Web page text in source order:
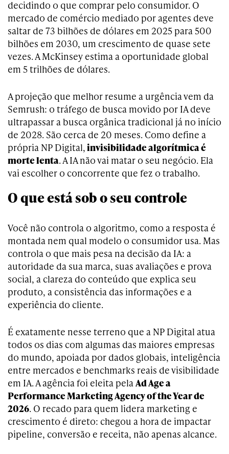
decidindo o que comprar pelo consumidor. O
mercado de comércio mediado por agentes deve
saltar de 73 bilhões de dólares em 2025 para 500
bilhões em 2030, um crescimento de quase sete
vezes. A McKinsey estima a oportunidade global
em 5 trilhões de dólares.
A projeção que melhor resume a urgência vem da
Semrush: o tráfego de busca movido por IA deve
ultrapassar a busca orgânica tradicional já no início
de 2028. São cerca de 20 meses. Como define a
própria NP Digital,invisibilidade algorítmica é
morte lenta. A IA não vai matar o seu negócio. Ela
vai escolher o concorrente que fez o trabalho.
O que está sob o seu controle
Você não controla o algoritmo, como a resposta é
montada nem qual modelo o consumidor usa. Mas
controla o que mais pesa na decisão da IA: a
autoridade da sua marca, suas avaliações e prova
social, a clareza do conteúdo que explica seu
produto, a consistência das informações e a
experiência do cliente.
É exatamente nesse terreno que a NP Digital atua
todos os dias com algumas das maiores empresas
do mundo, apoiada por dados globais, inteligência
entre mercados e benchmarks reais de visibilidade
em IA. A agência foi eleita pelaAd Age a
Performance Marketing Agency of the Year de
2026. O recado para quem lidera marketing e
crescimento é direto: chegou a hora de impactar
pipeline, conversão e receita, não apenas alcance.